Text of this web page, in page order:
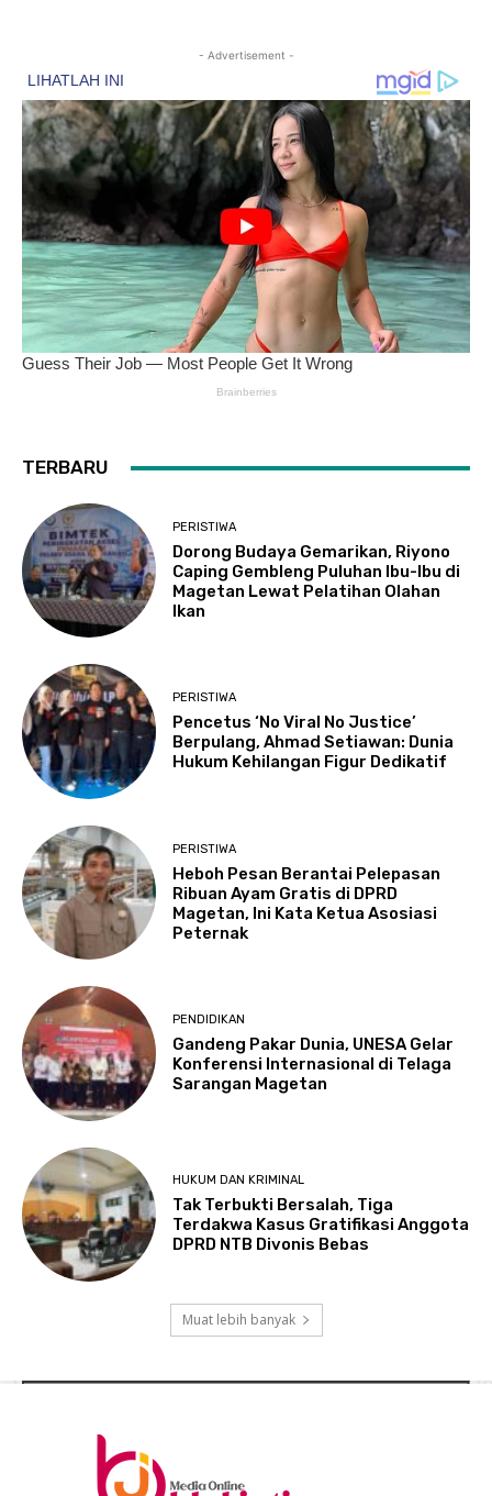
- Advertisement -
TERBARU
PERISTIWA
Dorong Budaya Gemarikan, Riyono
Caping Gembleng Puluhan Ibu-Ibu di
Magetan Lewat Pelatihan Olahan
Ikan
PERISTIWA
Pencetus ‘No Viral No Justice’
Berpulang, Ahmad Setiawan: Dunia
Hukum Kehilangan Figur Dedikatif
PERISTIWA
Heboh Pesan Berantai Pelepasan
Ribuan Ayam Gratis di DPRD
Magetan, Ini Kata Ketua Asosiasi
Peternak
PENDIDIKAN
Gandeng Pakar Dunia, UNESA Gelar
Konferensi Internasional di Telaga
Sarangan Magetan
HUKUM DAN KRIMINAL
Tak Terbukti Bersalah, Tiga
Terdakwa Kasus Gratifikasi Anggota
DPRD NTB Divonis Bebas
Muat lebih banyak